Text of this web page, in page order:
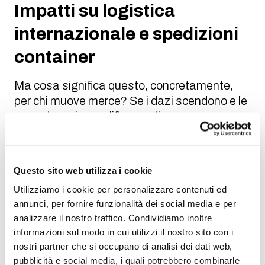
Questo sito web utilizza i cookie
Utilizziamo i cookie per personalizzare contenuti ed
annunci, per fornire funzionalità dei social media e per
analizzare il nostro traffico. Condividiamo inoltre
informazioni sul modo in cui utilizzi il nostro sito con i
nostri partner che si occupano di analisi dei dati web,
pubblicità e social media, i quali potrebbero combinarle
Impatti su logistica
internazionale e spedizioni
container
Ma cosa significa questo, concretamente,
per chi muove merce? Se i dazi scendono e le
procedure si semplificano, di conseguenza
aumentano i flussi e la pressione su porti,
diventano ancora più cruciali tre aspetti
operativi: corretta classificazione doganale,
gestione dell’origine preferenziale e
pianificazione documentale, perché l’accesso
ai benefici dell’FTA passa da lì.
Un altro punto da considerare è la